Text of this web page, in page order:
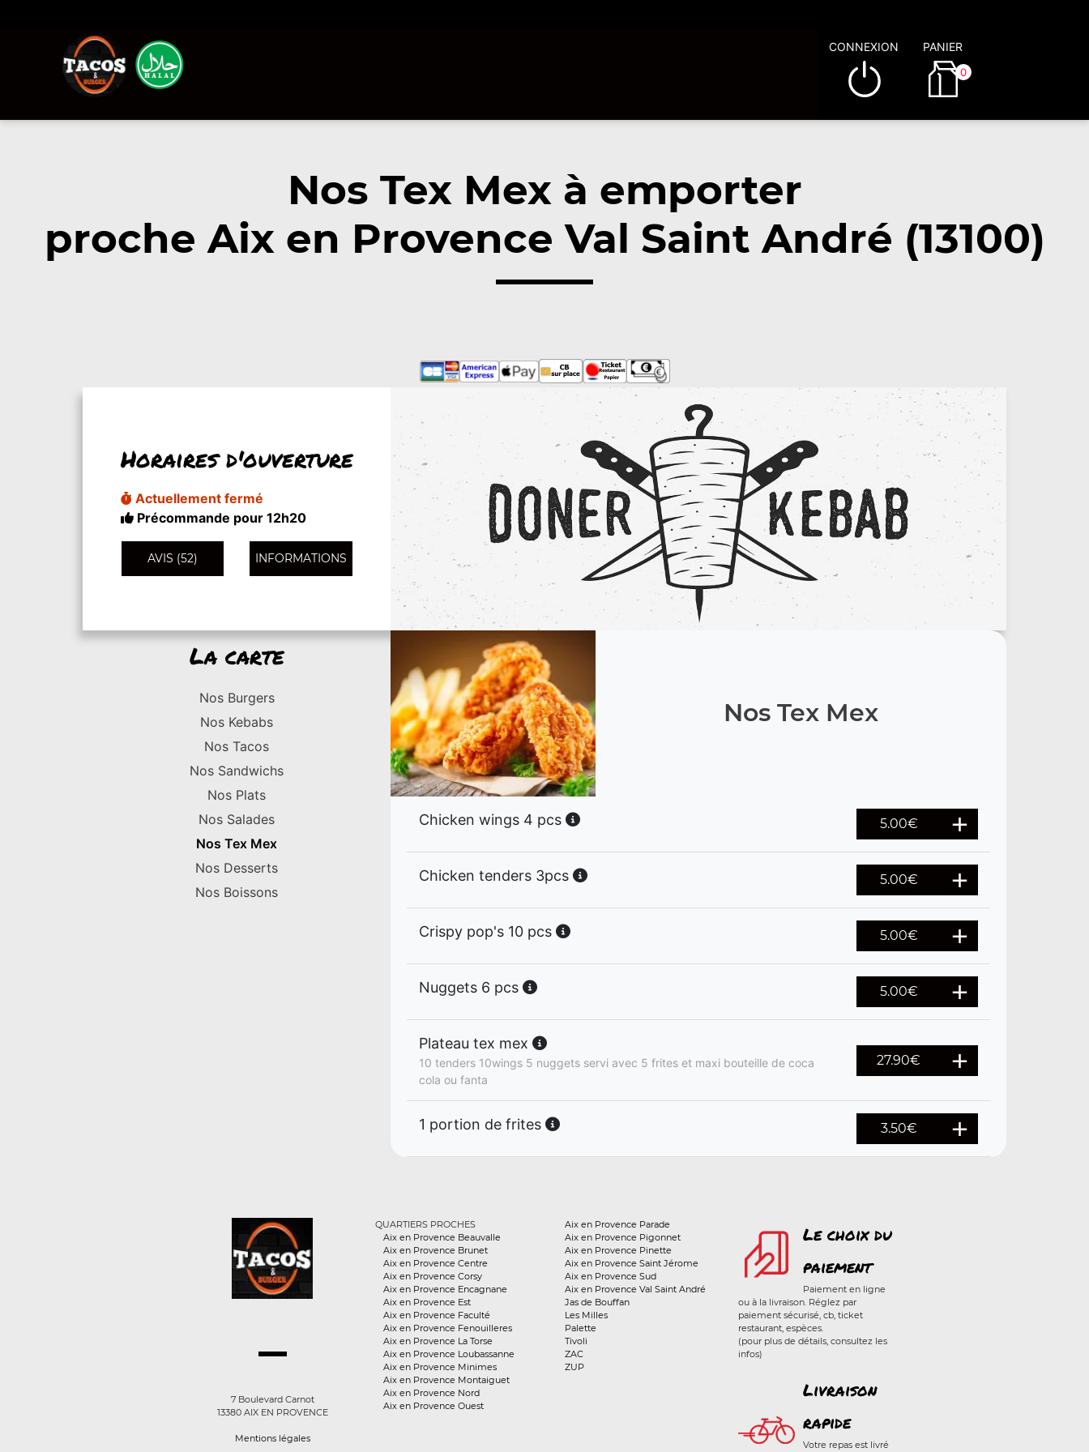
CONNEXION PANIER
0
Nos Tex Mex à emporter
proche Aix en Provence Val Saint André (13100)
Horaires d'ouverture
Actuellement fermé
Précommande pour 12h20
AVIS (52) INFORMATIONS
La carte
Nos Burgers
Nos Kebabs
Nos Tacos
Nos Sandwichs
Nos Plats
Nos Salades
Nos Tex Mex
Nos Desserts
Nos Boissons
Nos Tex Mex
Chicken wings 4 pcs 5.00€
Chicken tenders 3pcs 5.00€
Crispy pop's 10 pcs 5.00€
Nuggets 6 pcs 5.00€
Plateau tex mex
10 tenders 10wings 5 nuggets servi avec 5 frites et maxi bouteille de coca
cola ou fanta
27.90€
1 portion de frites 3.50€
7 Boulevard Carnot
13380 AIX EN PROVENCE
Mentions légales
QUARTIERS PROCHES
Aix en Provence Beauvalle
Aix en Provence Brunet
Aix en Provence Centre
Aix en Provence Corsy
Aix en Provence Encagnane
Aix en Provence Est
Aix en Provence Faculté
Aix en Provence Fenouilleres
Aix en Provence La Torse
Aix en Provence Loubassanne
Aix en Provence Minimes
Aix en Provence Montaiguet
Aix en Provence Nord
Aix en Provence Ouest
Aix en Provence Parade
Aix en Provence Pigonnet
Aix en Provence Pinette
Aix en Provence Saint Jérome
Aix en Provence Sud
Aix en Provence Val Saint André
Jas de Bouffan
Les Milles
Palette
Tivoli
ZAC
ZUP
Le choix du
paiement
Paiement en ligne
ou à la livraison. Réglez par
paiement sécurisé, cb, ticket
restaurant, espèces.
(pour plus de détails, consultez les
infos)
Livraison
rapide
Votre repas est livré